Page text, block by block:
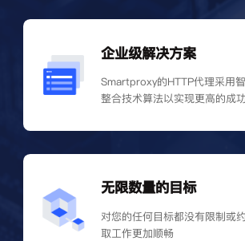
企业级解决方案
Smartproxy的HTTP代理采用
整合技术算法以实现更高的成
无限数量的目标
对您的任何目标都没有限制或
取工作更加顺畅